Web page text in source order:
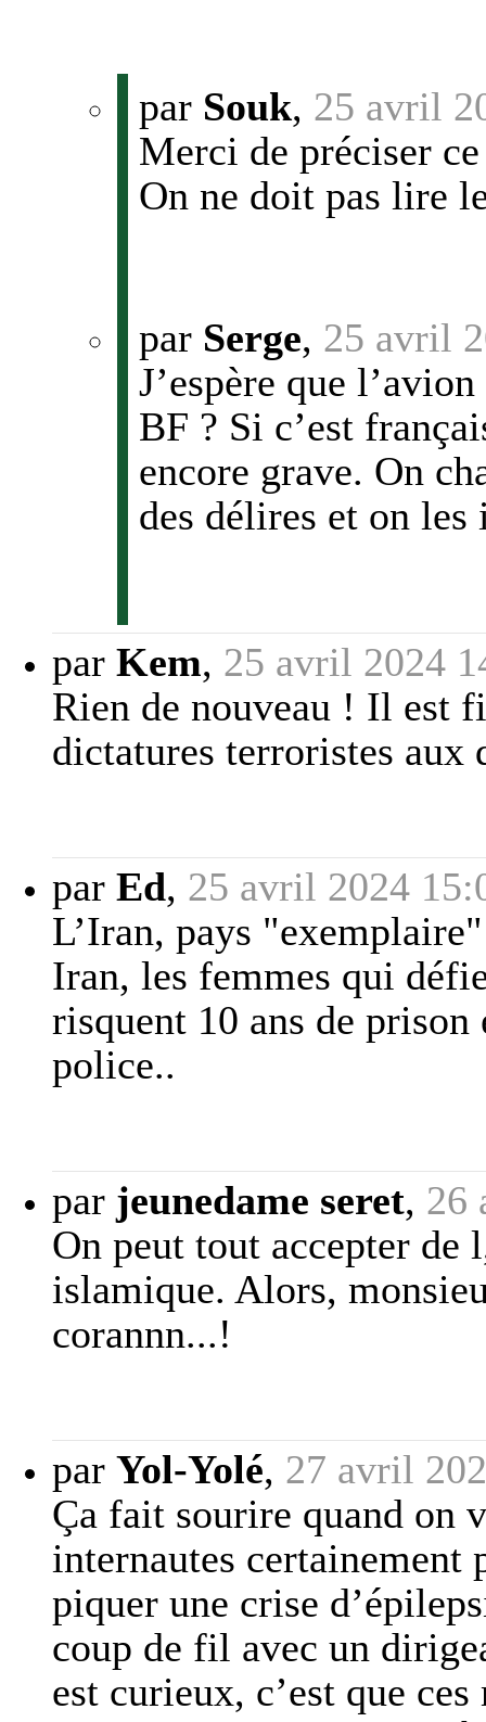
par Souk, 25 avril
Merci de préciser
On ne doit pas lire
par Serge, 25 avril
J’espère que
BF ? Si c’est
encore grave. On
des délires et on
par Kem, 25 avril 2024
Rien de nouveau ! Il est
dictatures terroristes aux
par Ed, 25 avril 2024
L’Iran, pays
Iran, les femmes qui
risquent 10 ans de prison
police..
par jeunedame seret, 26
On peut tout accepter
islamique. Alors,
corannn...!
par Yol-Yolé, 27 avril
Ça fait sourire quand on
internautes
piquer une crise
coup de fil avec un
est curieux, c’est que